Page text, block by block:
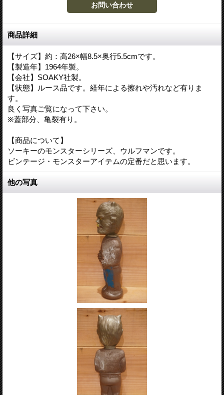
商品詳細
【サイズ】約：高26×幅8.5×奥行5.5cmです。
【製造年】1964年製。
【会社】SOAKY社製。
【状態】ルース品です。経年による擦れや汚れなど有りま
す。
良く写真ご覧になって下さい。
※蓋部分、亀裂有り。
【商品について】
ソーキーのモンスターシリーズ、ウルフマンです。
ビンテージ・モンスターアイテムの定番だと思います。
他の写真